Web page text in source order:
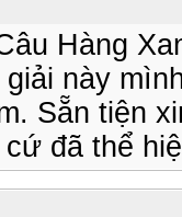
Hàng
này
Sẵn tiện
đã thể